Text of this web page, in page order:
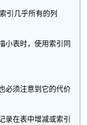
引几乎所有的列
表时，使用索引同
须注意到它的代价
在表中增减或索引